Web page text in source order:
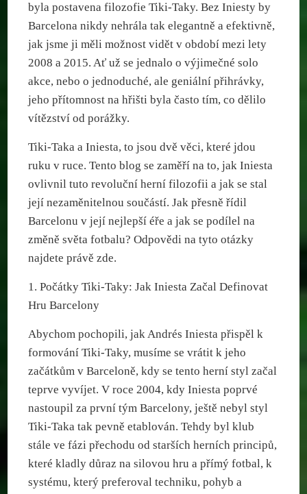
byla postavena filozofie Tiki-Taky. Bez Iniesty by
Barcelona nikdy nehrála tak elegantně a efektivně,
jak jsme ji měli možnost vidět v období mezi lety
2008 a 2015. Ať už se jednalo o výjimečné solo
akce, nebo o jednoduché, ale geniální přihrávky,
jeho přítomnost na hřišti byla často tím, co dělilo
vítězství od porážky.
Tiki-Taka a Iniesta, to jsou dvě věci, které jdou
ruku v ruce. Tento blog se zaměří na to, jak Iniesta
ovlivnil tuto revoluční herní filozofii a jak se stal
její nezaměnitelnou součástí. Jak přesně řídil
Barcelonu v její nejlepší éře a jak se podílel na
změně světa fotbalu? Odpovědi na tyto otázky
najdete právě zde.
1. Počátky Tiki-Taky: Jak Iniesta Začal Definovat
Hru Barcelony
Abychom pochopili, jak Andrés Iniesta přispěl k
formování Tiki-Taky, musíme se vrátit k jeho
začátkům v Barceloně, kdy se tento herní styl začal
teprve vyvíjet. V roce 2004, kdy Iniesta poprvé
nastoupil za první tým Barcelony, ještě nebyl styl
Tiki-Taka tak pevně etablován. Tehdy byl klub
stále ve fázi přechodu od starších herních principů,
které kladly důraz na silovou hru a přímý fotbal, k
systému, který preferoval techniku, pohyb a